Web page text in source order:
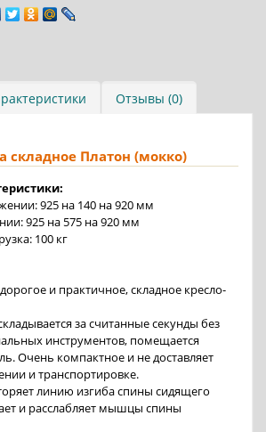
Отзывы (0)
складное Платон (мокко)
925 на 140 на 920 мм
925 на 575 на 920 мм
100 кг
и практичное, складное кресло-
за считанные секунды без
инструментов, помещается
Очень компактное и не доставляет
и транспортировке.
линию изгиба спины сидящего
и расслабляет мышцы спины